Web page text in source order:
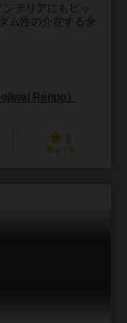
テリアにもピッ
ム性の介在する余
Renpo）
1
持ってる